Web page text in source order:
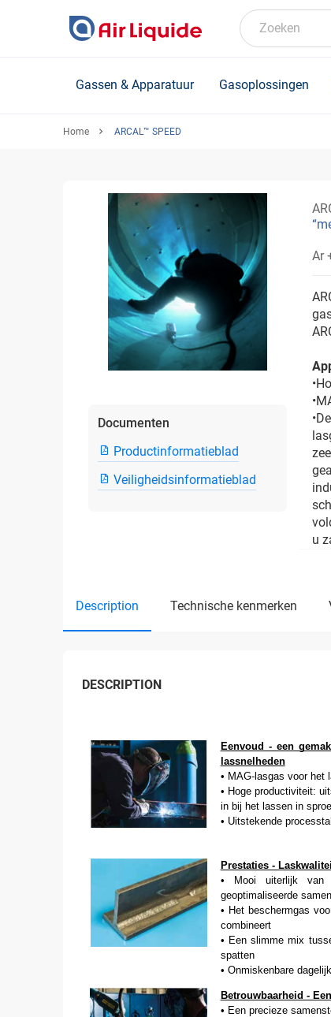
Zoeken
Gassen & Apparatuur Gasoplossingen
Home ARCAL™ SPEED
Documenten
Productinformatieblad
Veiligheidsinformatieblad
Ar
u
description technische kenmerken
DESCRIPTION
Eenvoud - een
lassnelheden
• MAG-lasgas voor het
• Hoge productiviteit:
in bij het lassen in
• Uitstekende
Prestaties -
• Mooi uiterlijk van
geoptimaliseerde
• Het beschermgas
combineert
• Een slimme mix
spatten
• Onmiskenbare
Betrouwbaarheid -
• Een precieze